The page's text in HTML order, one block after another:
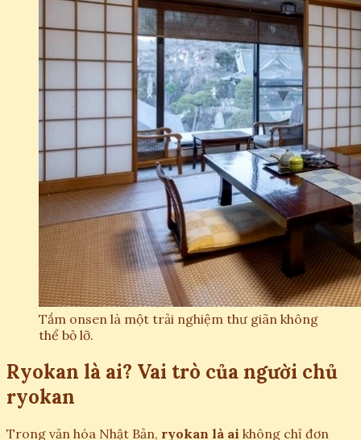
Tắm onsen là một trải nghiệm thư giãn không
thể bỏ lỡ.
Ryokan là ai? Vai trò của người chủ
ryokan
Trong văn hóa Nhật Bản, ryokan là ai không chỉ đơn